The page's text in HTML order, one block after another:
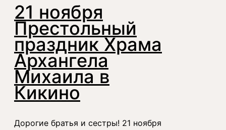
21 ноября
Престольный
праздник Храма
Архангела
Михаила в
Кикино
Дорогие братья и сестры! 21 ноября